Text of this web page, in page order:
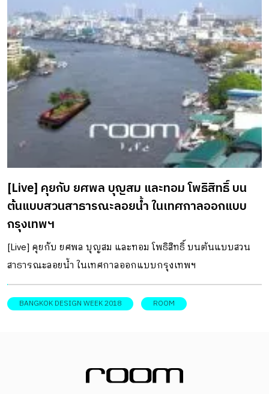
พร้อมลดความซับซ้อนระหว่างกระบวนการออกแบบและการ
ผลิต Tech That Transforms – เทคโนโลยีที่ขับเคลื่อนธุรกิจยุค
ใหม่ ในยุคดิจิทัล แบรนด์เฟอร์นิเจอร์จำเป็นต้องปรับตัวด้วย
เทคโนโลยีเพื่อรักษาความสามารถในการแข่งขัน Coohom ช่วย
ให้เกิดการเปลี่ยนแปลงนี้ผ่าน: จุดเด่นของ Coohom คือความ
สามารถในการเชื่อมโยงข้อมูลระหว่างการนำเสนอและข้อมูล
จำเพาะสำหรับการผลิต ไม่ว่าจะเป็นช่างทำเฟอร์นิเจอร์ built-in
รายย่อยหรือโรงงานขนาดใหญ่ ช่วยลดการสื่อสารที่ผิดพลาด ลด
ระยะเวลาดำเนินการ และเพิ่มประสิทธิภาพโดยรวม Designing
in the Digital Era – ยกระดับประสบการณ์ผู้บริโภคในยุคดิจิทัล
ผู้บริโภคสมัยใหม่ต้องการเห็นภาพสินค้าก่อนตัดสินใจซื้อ
Coohom […]
[Live] คุยกับ ยศพล บุญสม และทอม โพธิสิทธิ์ บน
ต้นแบบสวนสาธารณะลอยน้ำ ในเทศกาลออกแบบ
กรุงเทพฯ
[Live] คุยกับ ยศพล บุญสม และทอม โพธิสิทธิ์ บนต้นแบบสวน
สาธารณะลอยน้ำ ในเทศกาลออกแบบกรุงเทพฯ
BANGKOK DESIGN WEEK 2018 ROOM